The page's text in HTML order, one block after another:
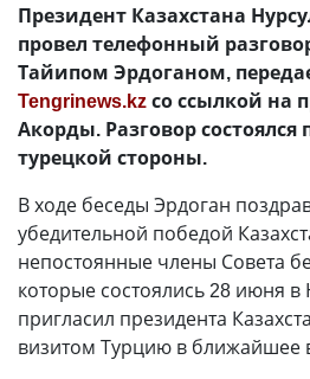
Президент Казахстана
провел телефонный
Тайипом Эрдоганом,
Tengrinews.kzсо ссылкой на
Акорды. Разговор
турецкой стороны.
В ходе беседы Эрдоган
убедительной победой
непостоянные члены Совета
которые состоялись 28 июня
пригласил президента
визитом Турцию в ближайшее